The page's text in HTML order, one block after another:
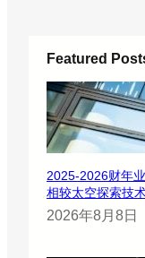
Featured
2025-2026财年
相较太空探索技
2026年8月8日